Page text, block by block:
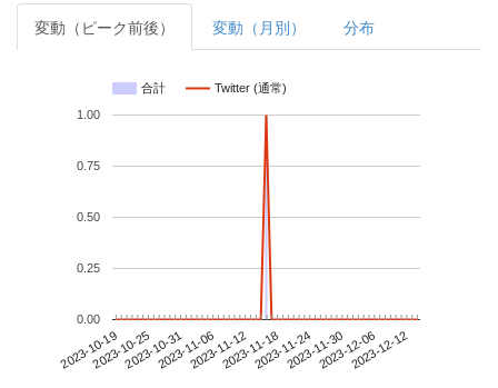
変動（ピーク前後） 変動（月別） 分布
合計 Twitter (通常)
2023-10-192023-10-252023-10-312023-11-062023-11-122023-11-182023-11-242023-11-302023-12-062023-12-12
0.00
0.25
0.50
0.75
1.00